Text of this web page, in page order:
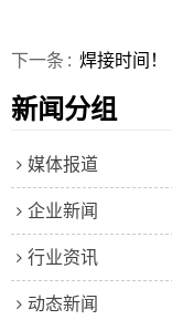
下一条 焊接时间！
新闻分组
媒体报道
企业新闻
行业资讯
动态新闻